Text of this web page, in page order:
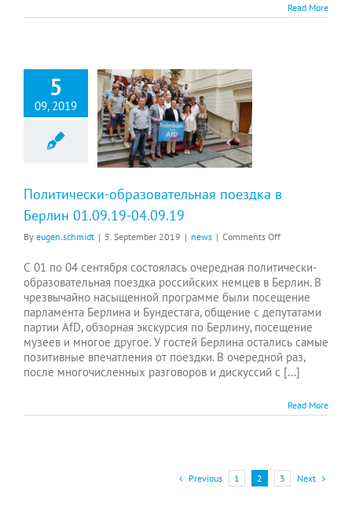
Read More
5
09, 2019
Политически-образовательная поездка в
Берлин 01.09.19-04.09.19
By eugen.schmidt | 5. September 2019 | news | Comments Offon
образовательная
поездка
Берлин
01.09.19-
04.09.19
С 01 по 04 сентября состоялась очередная политически-
образовательная поездка российских немцев в Берлин. В
чрезвычайно насыщенной программе были посещение
парламента Берлина и Бундестага, общение с депутатами
партии AfD, обзорная экскурсия по Берлину, посещение
музеев и многое другое. У гостей Берлина остались самые
позитивные впечатления от поездки. В очередной раз,
после многочисленных разговоров и дискуссий с [...]
Read More
Previous 1 2 3 Next